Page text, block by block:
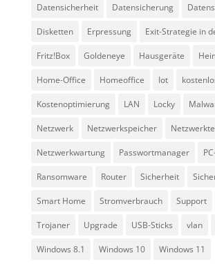
Datensicherheit Datensicherung
Disketten Erpressung Exit-Strategie in
Fritz!Box Goldeneye Hausgeräte
Home-Office Homeoffice Iot
Kostenoptimierung LAN Locky
Netzwerk Netzwerkspeicher
Netzwerkwartung Passwortmanager
Ransomware Router Sicherheit
Smart Home Stromverbrauch Support
Trojaner Upgrade USB-Sticks vlan
Windows 8.1 Windows 10 Windows 11